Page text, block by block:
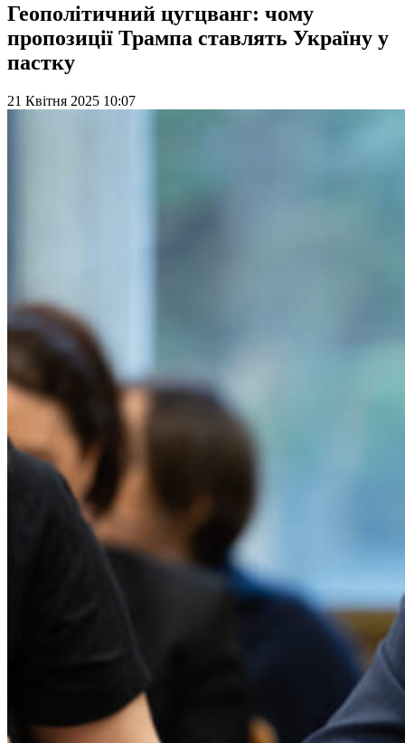
Геополітичний цугцванг: чому
пропозиції Трампа ставлять Україну у
пастку
21 Квітня 2025 10:07